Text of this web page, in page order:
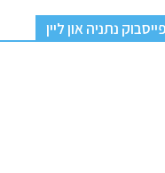
פייסבוק נתניה און ליין